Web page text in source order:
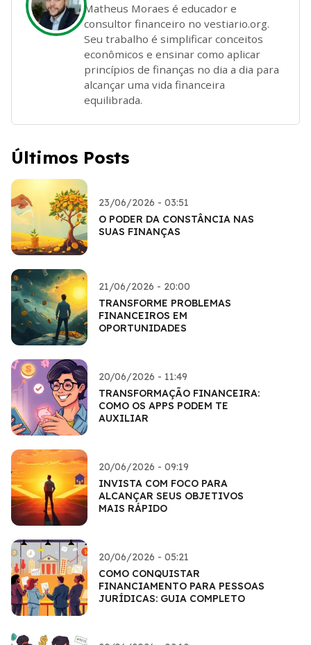
Matheus Moraes é educador e
consultor financeiro no vestiario.org.
Seu trabalho é simplificar conceitos
econômicos e ensinar como aplicar
princípios de finanças no dia a dia para
alcançar uma vida financeira
equilibrada.
Últimos Posts
23/06/2026 - 03:51
O PODER DA CONSTÂNCIA NAS
SUAS FINANÇAS
21/06/2026 - 20:00
TRANSFORME PROBLEMAS
FINANCEIROS EM
OPORTUNIDADES
20/06/2026 - 11:49
TRANSFORMAÇÃO FINANCEIRA:
COMO OS APPS PODEM TE
AUXILIAR
20/06/2026 - 09:19
INVISTA COM FOCO PARA
ALCANÇAR SEUS OBJETIVOS
MAIS RÁPIDO
20/06/2026 - 05:21
COMO CONQUISTAR
FINANCIAMENTO PARA PESSOAS
JURÍDICAS: GUIA COMPLETO